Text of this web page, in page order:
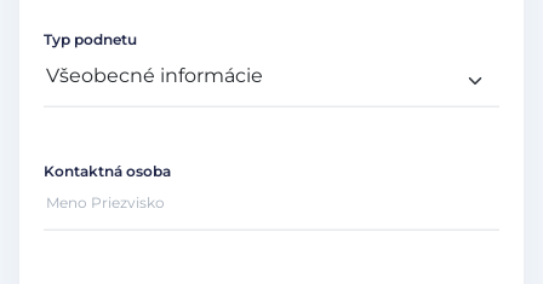
Typ podnetu
Kontaktná osoba